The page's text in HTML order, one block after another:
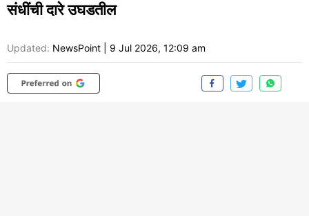
संधींची दारे उघडतील
Updated: NewsPoint 9 Jul 2026, 12:09 am